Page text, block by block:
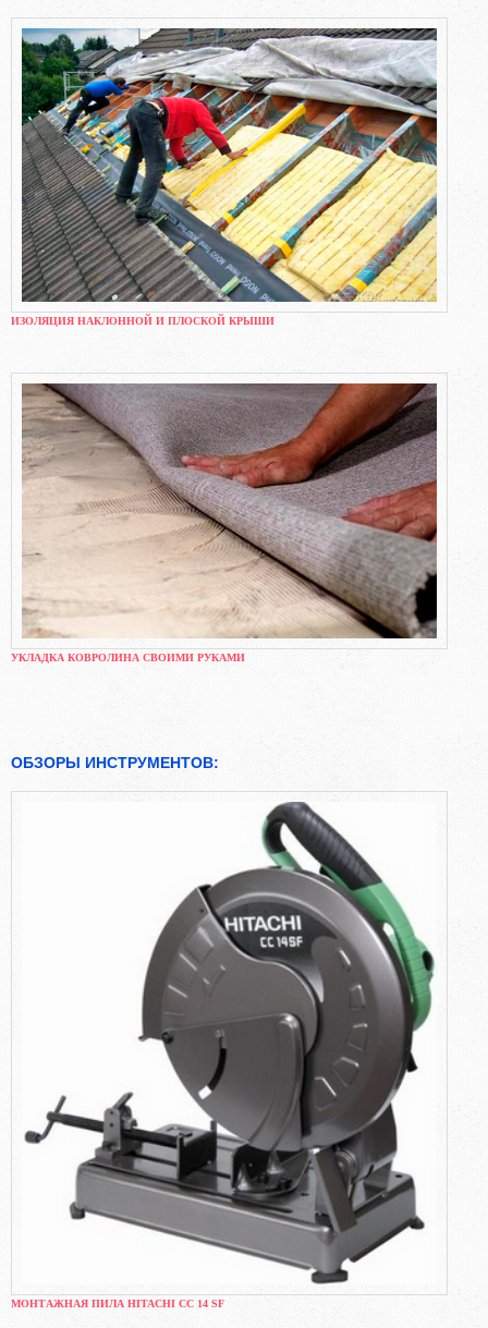
ИЗОЛЯЦИЯ НАКЛОННОЙ И ПЛОСКОЙ КРЫШИ
УКЛАДКА КОВРОЛИНА СВОИМИ РУКАМИ
ОБЗОРЫ ИНСТРУМЕНТОВ:
МОНТАЖНАЯ ПИЛА HITACHI CC 14 SF